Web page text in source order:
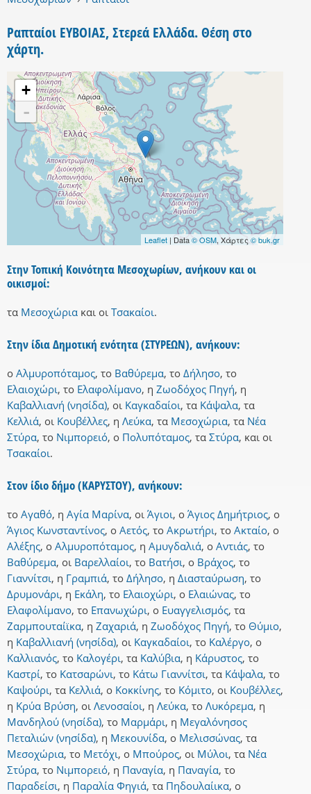
Ραπταίοι ΕΥΒΟΙΑΣ, Στερεά Ελλάδα. Θέση στο
χάρτη.
+
-
Leaflet | Data© OSM, Χάρτες © buk.gr
Στην Τοπική Κοινότητα Μεσοχωρίων, ανήκουν και οι
οικισμοί:
τα Μεσοχώρια και οι Τσακαίοι.
Στην ίδια Δημοτική ενότητα (ΣΤΥΡΕΩΝ), ανήκουν:
ο Αλμυροπόταμος, το Βαθύρεμα, το Δήλησο, το
Ελαιοχώρι, το Ελαφολίμανο, η Ζωοδόχος Πηγή, η
Καβαλλιανή (νησίδα), οι Καγκαδαίοι, τα Κάψαλα, τα
Κελλιά, οι Κουβέλλες, η Λεύκα, τα Μεσοχώρια, τα Νέα
Στύρα, το Νιμπορειό, ο Πολυπόταμος, τα Στύρα, και οι
Τσακαίοι.
Στον ίδιο δήμο (ΚΑΡΥΣΤΟΥ), ανήκουν:
το Αγαθό, η Αγία Μαρίνα, οι Άγιοι, ο Άγιος Δημήτριος, ο
Άγιος Κωνσταντίνος, ο Αετός, το Ακρωτήρι, το Ακταίο, ο
Αλέξης, ο Αλμυροπόταμος, η Αμυγδαλιά, ο Αντιάς, το
Βαθύρεμα, οι Βαρελλαίοι, το Βατήσι, ο Βράχος, το
Γιαννίτσι, η Γραμπιά, το Δήλησο, η Διασταύρωση, το
Δρυμονάρι, η Εκάλη, το Ελαιοχώρι, ο Ελαιώνας, το
Ελαφολίμανο, το Επανωχώρι, ο Ευαγγελισμός, τα
Ζαρμπουταίϊκα, η Ζαχαριά, η Ζωοδόχος Πηγή, το Θύμιο,
η Καβαλλιανή (νησίδα), οι Καγκαδαίοι, το Καλέργο, ο
Καλλιανός, το Καλογέρι, τα Καλύβια, η Κάρυστος, το
Καστρί, το Κατσαρώνι, το Κάτω Γιαννίτσι, τα Κάψαλα, το
Καψούρι, τα Κελλιά, ο Κοκκίνης, το Κόμιτο, οι Κουβέλλες,
η Κρύα Βρύση, οι Λενοσαίοι, η Λεύκα, το Λυκόρεμα, η
Μανδηλού (νησίδα), το Μαρμάρι, η Μεγαλόνησος
Πεταλιών (νησίδα), η Μεκουνίδα, ο Μελισσώνας, τα
Μεσοχώρια, το Μετόχι, ο Μπούρος, οι Μύλοι, τα Νέα
Στύρα, το Νιμπορειό, η Παναγία, η Παναγία, το
Παραδείσι, η Παραλία Φηγιά, τα Πηδουλαίικα, ο